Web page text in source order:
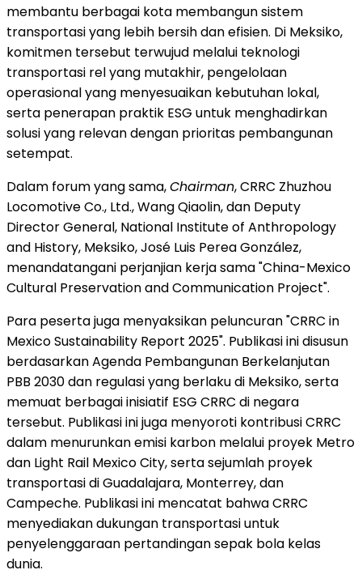
membantu berbagai kota membangun sistem
transportasi yang lebih bersih dan efisien. Di Meksiko,
komitmen tersebut terwujud melalui teknologi
transportasi rel yang mutakhir, pengelolaan
operasional yang menyesuaikan kebutuhan lokal,
serta penerapan praktik ESG untuk menghadirkan
solusi yang relevan dengan prioritas pembangunan
setempat.
Dalam forum yang sama,Chairman, CRRC Zhuzhou
Locomotive Co., Ltd., Wang Qiaolin, dan Deputy
Director General, National Institute of Anthropology
and History, Meksiko, José Luis Perea González,
menandatangani perjanjian kerja sama "China-Mexico
Cultural Preservation and Communication Project".
Para peserta juga menyaksikan peluncuran "CRRC in
Mexico Sustainability Report 2025". Publikasi ini disusun
berdasarkan Agenda Pembangunan Berkelanjutan
PBB 2030 dan regulasi yang berlaku di Meksiko, serta
memuat berbagai inisiatif ESG CRRC di negara
tersebut. Publikasi ini juga menyoroti kontribusi CRRC
dalam menurunkan emisi karbon melalui proyek Metro
dan Light Rail Mexico City, serta sejumlah proyek
transportasi di Guadalajara, Monterrey, dan
Campeche. Publikasi ini mencatat bahwa CRRC
menyediakan dukungan transportasi untuk
penyelenggaraan pertandingan sepak bola kelas
dunia.